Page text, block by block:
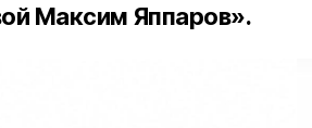
Максим Яппаров».